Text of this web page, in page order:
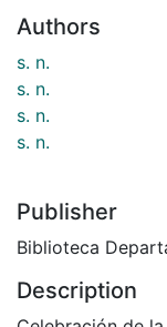
Authors
s. n.
s. n.
s. n.
s. n.
Publisher
Biblioteca
Description